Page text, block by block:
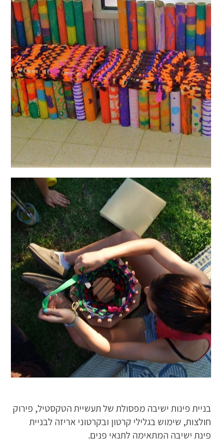
בניית פינות ישיבה מפסולת של תעשיית הטקסטיל, פירוק
חולצות, שימוש בגלילי קרטון ובקרטוני אריזה לבניית
פינת ישיבה המתאימה לתנאי פנים.